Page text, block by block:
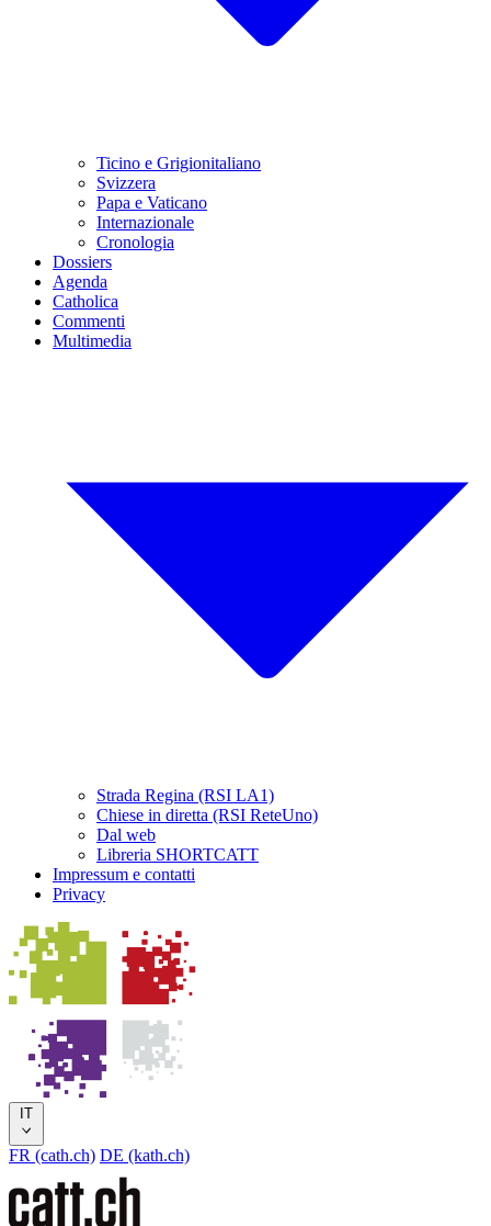
Ticino e Grigionitaliano
Svizzera
Papa e Vaticano
Internazionale
Cronologia
Dossiers
Agenda
Catholica
Commenti
Multimedia
Strada Regina (RSI LA1)
Chiese in diretta (RSI ReteUno)
Dal web
Libreria SHORTCATT
Impressum e contatti
Privacy
IT
FR (cath.ch) DE (kath.ch)